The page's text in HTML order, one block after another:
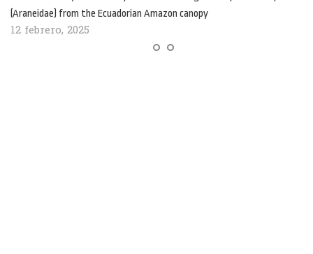
(Araneidae) from the Ecuadorian Amazon canopy
12 febrero, 2025